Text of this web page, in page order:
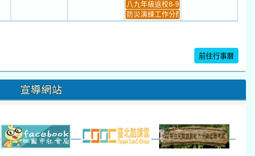
八九年級返校8-9
防災演練工作分配及...
晨讀...
班週
超額比序暨免試入學...
前往行事曆
宣導網站